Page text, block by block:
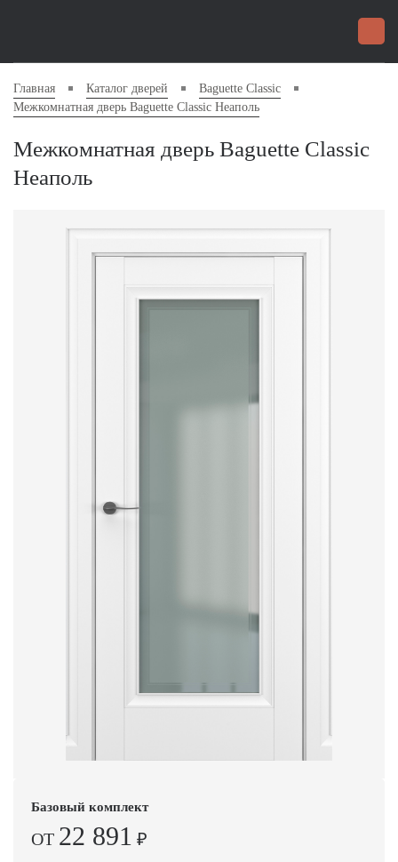
Главная Каталог дверей
Baguette Classic
Межкомнатная дверь Baguette Classic Неаполь
Межкомнатная дверь Baguette Classic
Неаполь
Базовый комплект
ОТ 22 891 ₽